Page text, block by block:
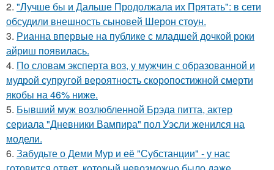
2. "Лучше бы и Дальше Продолжала их Прятать": в сети
обсудили внешность сыновей Шерон стоун.
3. Рианна впервые на публике с младшей дочкой роки
айриш появилась.
4. По словам эксперта воз, у мужчин с образованной и
мудрой супругой вероятность скоропостижной смерти
якобы на 46% ниже.
5. Бывший муж возлюбленной Брэда питта, актер
сериала "Дневники Вампира" пол Уэсли женился на
модели.
6. Забудьте о Деми Мур и её "Субстанции" - у нас